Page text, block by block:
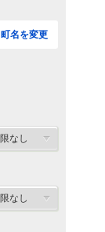
町名を変更